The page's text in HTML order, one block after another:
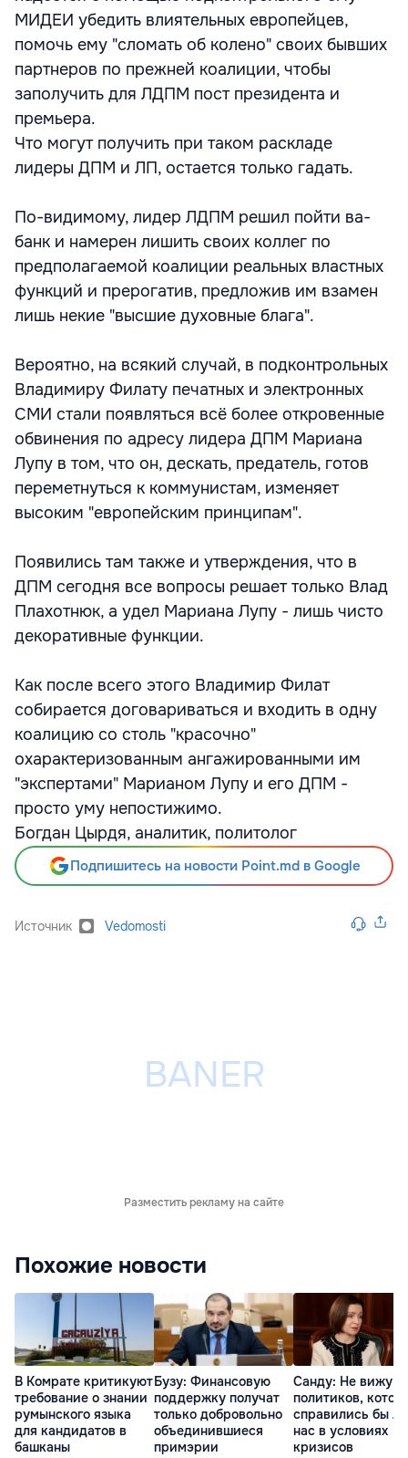
МИДЕИ убедить влиятельных европейцев,
помочь ему "сломать об колено" своих бывших
партнеров по прежней коалиции, чтобы
заполучить для ЛДПМ пост президента и
премьера.
Что могут получить при таком раскладе
лидеры ДПМ и ЛП, остается только гадать.
По-видимому, лидер ЛДПМ решил пойти ва-
банк и намерен лишить своих коллег по
предполагаемой коалиции реальных властных
функций и прерогатив, предложив им взамен
лишь некие "высшие духовные блага".
Вероятно, на всякий случай, в подконтрольных
Владимиру Филату печатных и электронных
СМИ стали появляться всё более откровенные
обвинения по адресу лидера ДПМ Мариана
Лупу в том, что он, дескать, предатель, готов
переметнуться к коммунистам, изменяет
высоким "европейским принципам".
Появились там также и утверждения, что в
ДПМ сегодня все вопросы решает только Влад
Плахотнюк, а удел Мариана Лупу - лишь чисто
декоративные функции.
Как после всего этого Владимир Филат
собирается договариваться и входить в одну
коалицию со столь "красочно"
охарактеризованным ангажированными им
"экспертами" Марианом Лупу и его ДПМ -
просто уму непостижимо.
Богдан Цырдя, аналитик, политолог
Подпишитесь на новости Point.md в Google
Источник Vedomosti
Разместить рекламу на сайте
Похожие новости
В Комрате критикуют
требование о знании
румынского языка
для кандидатов в
башканы
Бузу: Финансовую
поддержку получат
только добровольно
объединившиеся
примэрии
Санду: Не вижу
политиков,
справились бы
нас в условиях
кризисов